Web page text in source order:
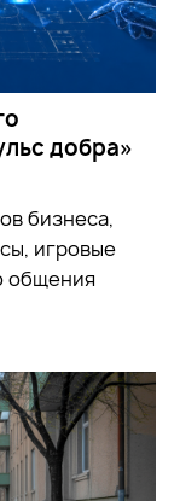
добра»
бизнеса,
игровые
общения